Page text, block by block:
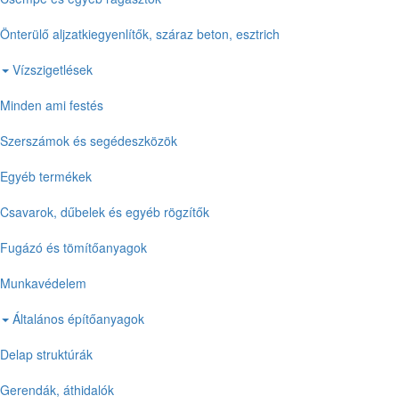
Önterülő aljzatkiegyenlítők, száraz beton, esztrich
Vízszigetlések
Minden ami festés
Szerszámok és segédeszközök
Egyéb termékek
Csavarok, dűbelek és egyéb rögzítők
Fugázó és tömítőanyagok
Munkavédelem
Általános építőanyagok
Delap struktúrák
Gerendák, áthidalók